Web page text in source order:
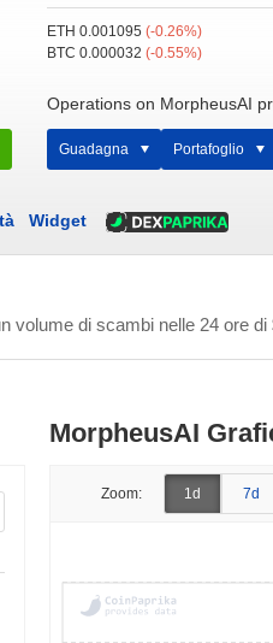
ETH 0.001095(-0.26%)
BTC 0.000032(-0.55%)
Operations on MorpheusAI
Guadagna Portafoglio
Widget
volume di scambi nelle 24 ore di
MorpheusAI
Zoom: 1d 7d